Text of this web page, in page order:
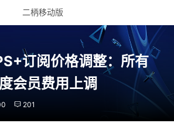
二柄移动版
订阅价格调整：所有
会员费用上调
201